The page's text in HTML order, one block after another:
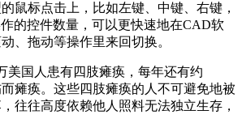
鼠标点击上，比如左键、中键、右键，
的控件数量，可以更快速地在CAD软
、拖动等操作里来回切换。
国人患有四肢瘫痪，每年还有约
瘫痪。这些四肢瘫痪的人不可避免地被
往往高度依赖他人照料无法独立生存，